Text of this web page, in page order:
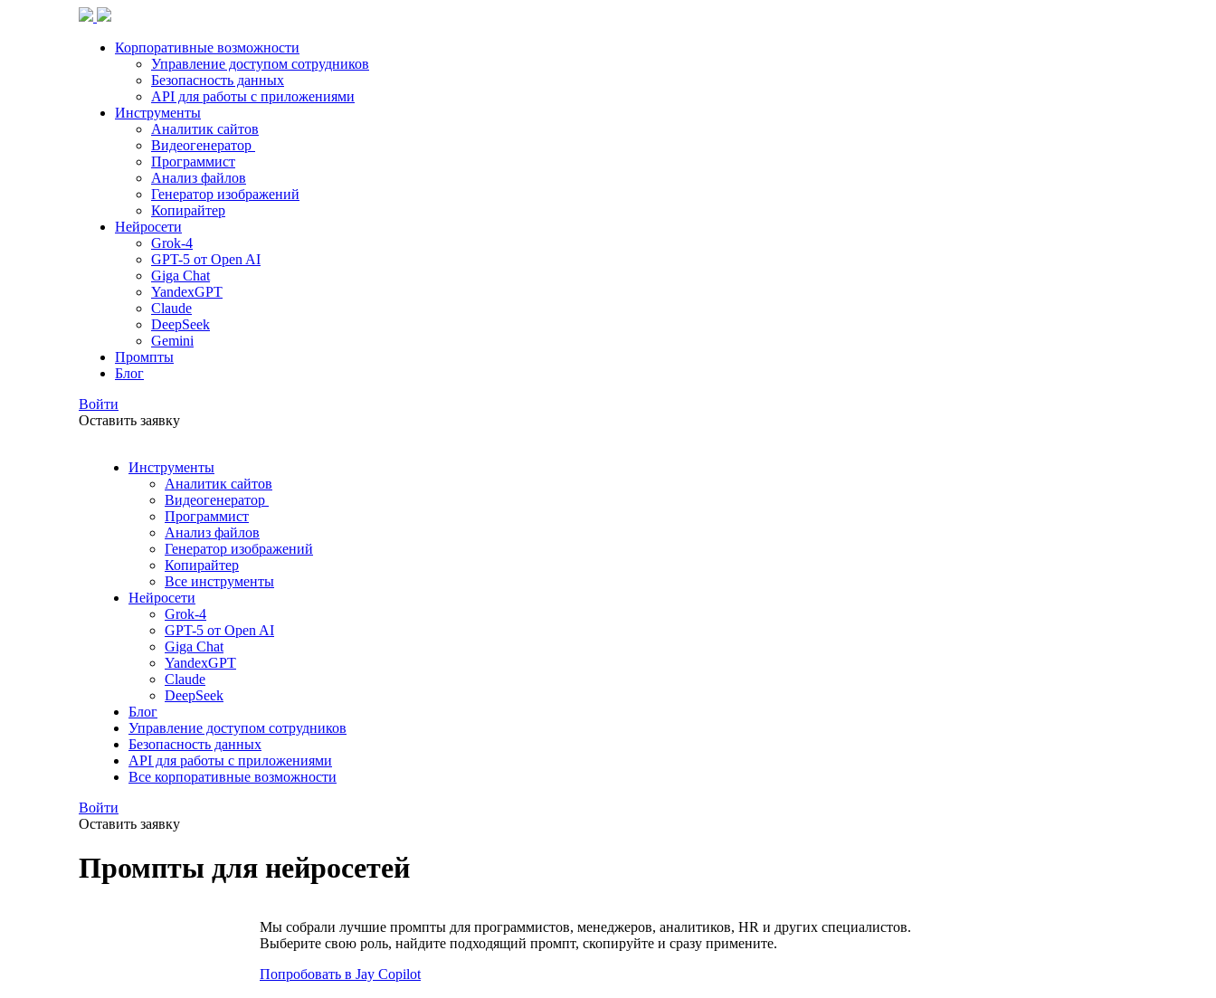
Корпоративные возможности
Управление доступом сотрудников
Безопасность данных
API для работы с приложениями
Инструменты
Аналитик сайтов
Видеогенератор
Программист
Анализ файлов
Генератор изображений
Копирайтер
Нейросети
Grok-4
GPT-5 от Open AI
Giga Chat
YandexGPT
Claude
DeepSeek
Gemini
Промпты
Блог
Войти
Оставить заявку
Инструменты
Аналитик сайтов
Видеогенератор
Программист
Анализ файлов
Генератор изображений
Копирайтер
Все инструменты
Нейросети
Grok-4
GPT-5 от Open AI
Giga Chat
YandexGPT
Claude
DeepSeek
Блог
Управление доступом сотрудников
Безопасность данных
API для работы с приложениями
Все корпоративные возможности
Войти
Оставить заявку
Промпты для нейросетей
Мы собрали лучшие промпты для программистов, менеджеров, аналитиков, HR и других специалистов.
Выберите свою роль, найдите подходящий промпт, скопируйте и сразу примените.
Попробовать в Jay Сopilot